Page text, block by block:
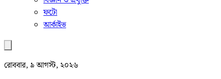
ফটো
আর্কাইভ
রোববার, ৯ আগস্ট, ২০২৬